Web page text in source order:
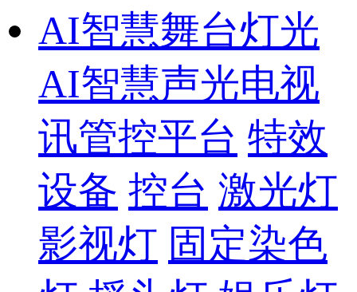
AI智慧舞台灯光
AI智慧声光电视
讯管控平台 特效
设备 控台 激光灯
影视灯 固定染色